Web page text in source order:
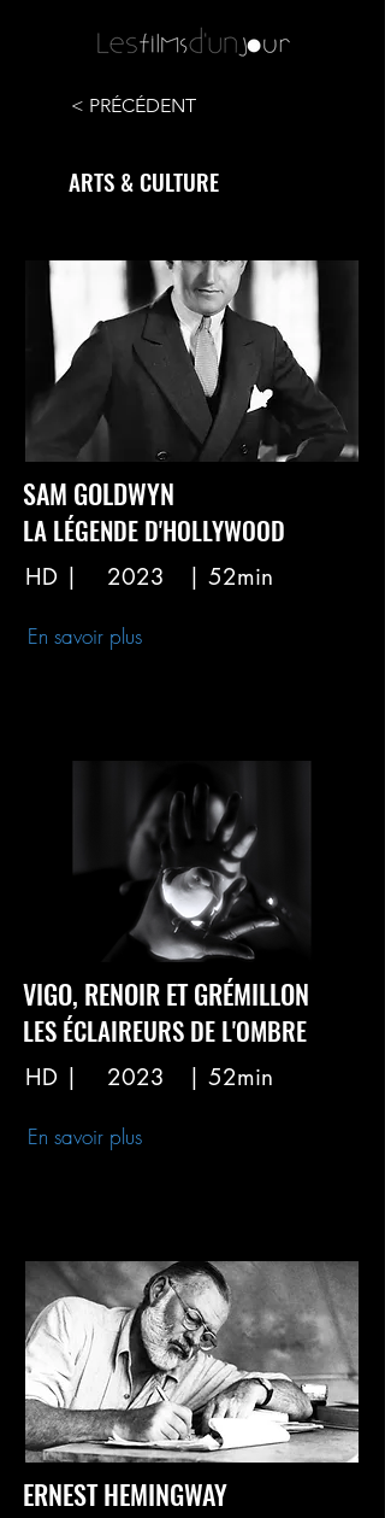
< PRÉCÉDENT
ARTS & CULTURE
SAM GOLDWYN
LA LÉGENDE D'HOLLYWOOD
HD | 2023 | 52min
En savoir plus
VIGO, RENOIR ET GRÉMILLON
LES ÉCLAIREURS DE L'OMBRE
HD | 2023 | 52min
En savoir plus
ERNEST HEMINGWAY